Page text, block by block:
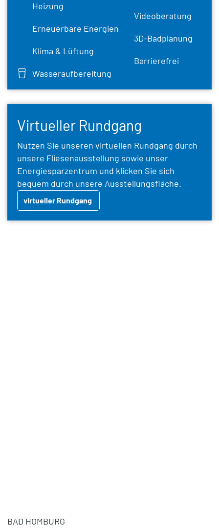
Heizung
Erneuerbare Energien
Klima & Lüftung
Wasseraufbereitung
Videoberatung
3D-Badplanung
Barrierefrei
Virtueller Rundgang
Nutzen Sie unseren virtuellen Rundgang durch
unsere Fliesenausstellung sowie unser
Energiesparzentrum und klicken Sie sich
bequem durch unsere Ausstellungsfläche.
virtueller Rundgang
BAD HOMBURG